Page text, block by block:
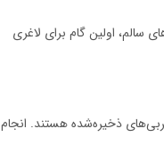
سالم، اولین گام برای لاغری
ذخیره‌شده هستند. انجام